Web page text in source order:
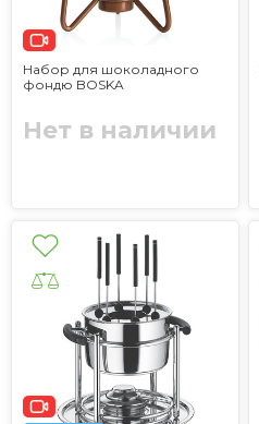
Набор для шоколадного
фондю BOSKA
Нет в наличии